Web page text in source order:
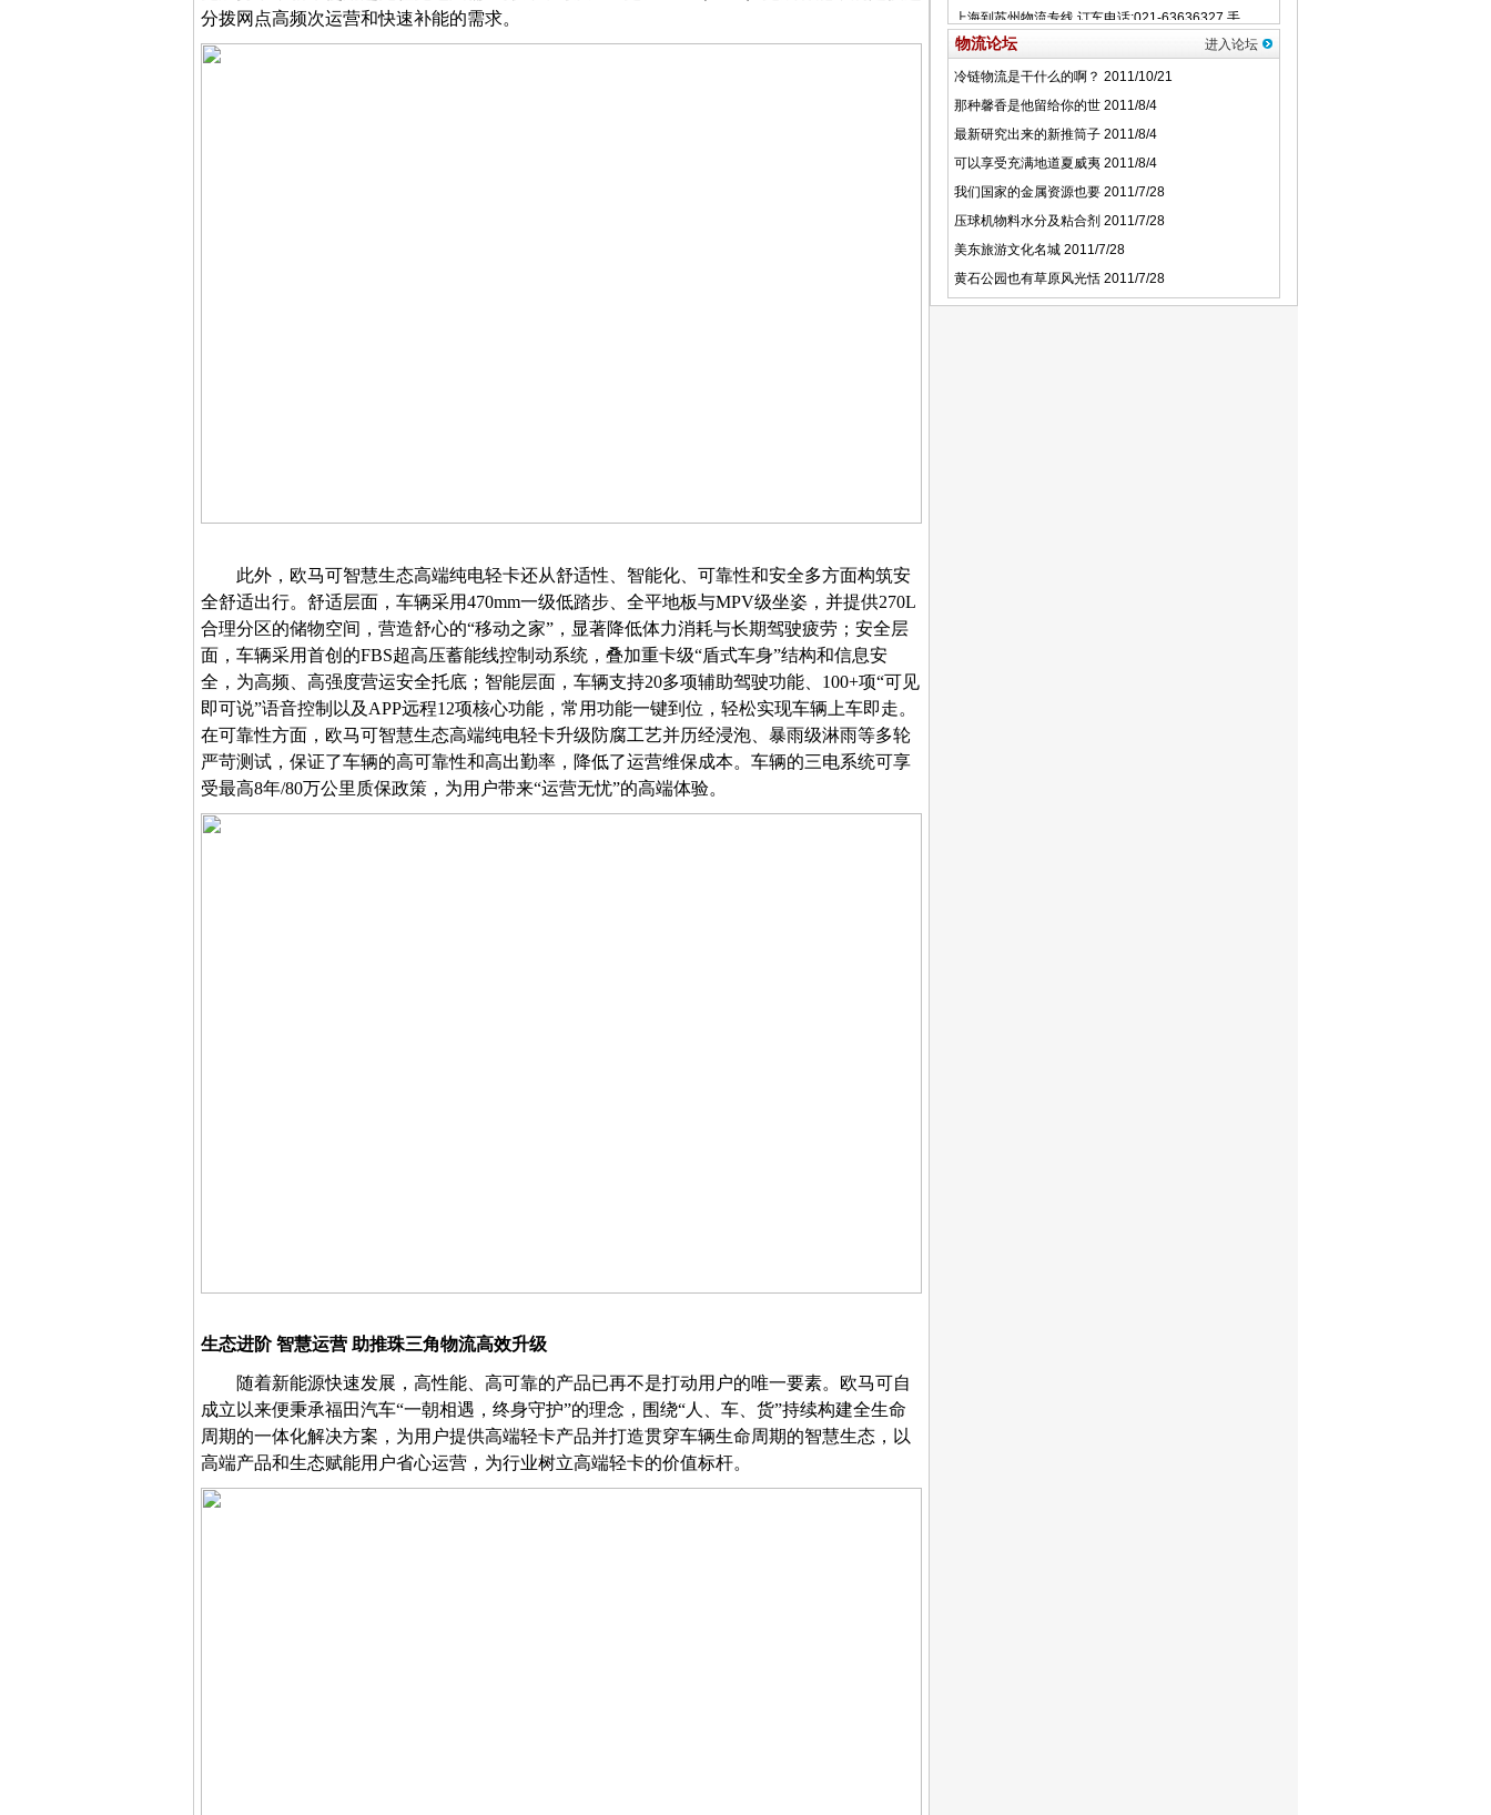
分拨网点高频次运营和快速补能的需求。
此外， 欧马可智慧生态高端纯电轻卡还从舒适性、智能化、可靠性和安全多方面构筑安
全舒适出行。舒适层面，车辆采用470mm一级低踏步、全平地板与MPV级坐姿，并提供270L
合理分区的储物空间，营造舒心的“移动之家”，显著降低体力消耗与长期驾驶疲劳；安全层
面，车辆采用首创的FBS超高压蓄能线控制动系统，叠加重卡级“盾式车身”结构和信息安
全 ， 为高频、高强度营运安全托底；智能层面，车辆支持20多项辅助驾驶功能、100+项“可见
即可说”语音控制以及APP远程12项核心功能 ， 常用功能一键到位， 轻松实现车辆上车即走。
在可靠性方面，欧马可智慧生态高端纯电轻卡升级防腐工艺并历经浸泡、暴雨级淋雨等多轮
严苛测试，保证了车辆的高可靠性和高出勤率，降低了运营维保成本。车辆的三电系统可享
受最高8年/80万公里质保政策，为用户带来“运营无忧”的高端体验。
生态进阶 智慧运营 助推珠三角物流高效升级
随着新能源快速发展，高性能、高可靠的产品已再不是打动用户的唯一要素。欧马可自
成立以来便秉承福田汽车“一朝相遇，终身守护”的理念，围绕“人、车、货”持续构建全生命
周期的一体化解决方案，为用户提供高端轻卡产品并打造贯穿车辆生命周期的智慧生态，以
高端产品和生态赋能用户省心运营，为行业树立高端轻卡的价值标杆。
物流论坛 进入论坛